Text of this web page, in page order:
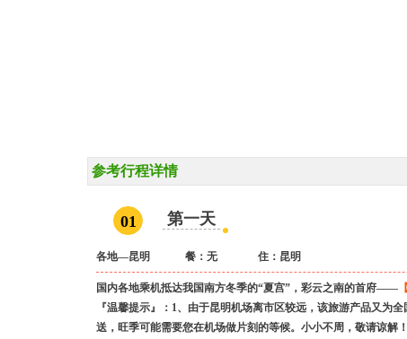
参考行程详情
01 第一天
各地—昆明 餐：无 住： 昆明
国内各地乘机抵达我国南方冬季的“夏宫”，彩云之南的首府——
『温馨提示』：1、由于昆明机场离市区较远，该旅游产品又为
送，旺季可能需要您在机场做片刻的等候。小小不周，敬请谅解